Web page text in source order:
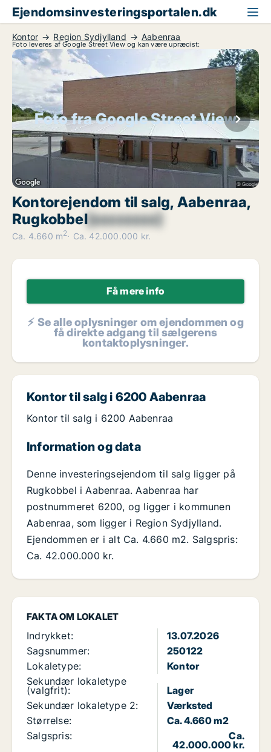
Ejendomsinvesteringsportalen.dk
Kontor Region Sydjylland Aabenraa
Foto leveres af Google Street View og kan være upræcist:
Foto fra Google Street View
Kontorejendom til salg, Aabenraa,
Rugkobbel[xxxxxxxx]
Ca. 4.660 m2 Ca. 42.000.000 kr.
Få mere info
⚡ Se alle oplysninger om ejendommen og
få direkte adgang til sælgerens
kontaktoplysninger.
FAKTA OM LOKALET
Indrykket:
13.07.2026
Sagsnummer:
250122
Lokaletype:
Kontor
Sekundær lokaletype
(valgfrit):
Lager
Sekundær lokaletype 2:
Værksted
Størrelse:
Ca. 4.660 m2
Salgspris:
Ca.
42.000.000 kr.
Kontor til salg i 6200 Aabenraa
Kontor til salg i 6200 Aabenraa
Information og data
Denne investeringsejendom til salg ligger på
Rugkobbel i Aabenraa. Aabenraa har
postnummeret 6200, og ligger i kommunen
Aabenraa, som ligger i Region Sydjylland.
Ejendommen er i alt Ca. 4.660 m2. Salgspris:
Ca. 42.000.000 kr.